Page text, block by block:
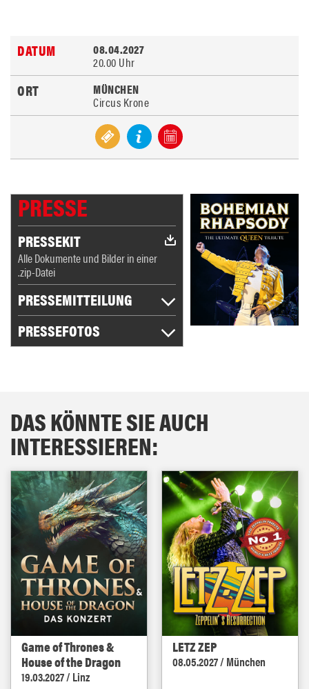
08.04.2027
20.00 Uhr
MÜNCHEN
Circus Krone
PRESSE
PRESSEKIT
Alle Dokumente und Bilder in einer
.zip-Datei
PRESSEMITTEILUNG
PRESSEFOTOS
DAS KÖNNTE SIE AUCH
INTERESSIEREN:
Game of Thrones &
House of the Dragon
19.03.2027 / Linz
LETZ ZEP
08.05.2027 / München